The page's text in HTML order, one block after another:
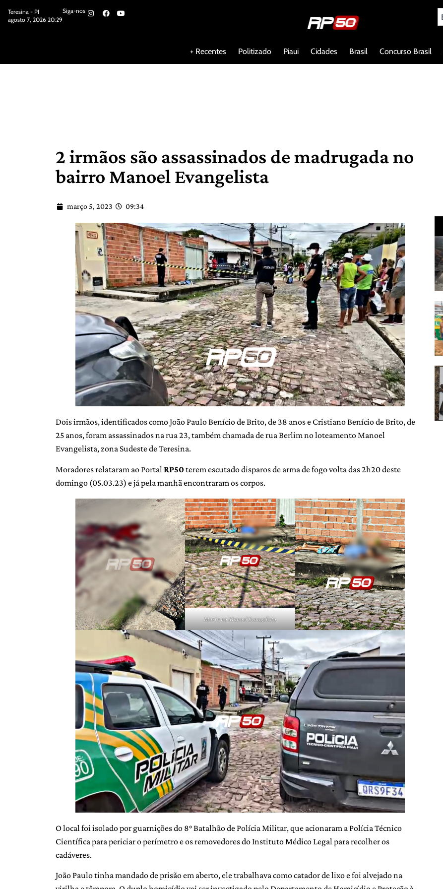
Teresina - PI
agosto 7, 2026 20:29
Siga-nos
+ Recentes Politizado Piaui Cidades Brasil Concurso Brasil
2 irmãos são assassinados de madrugada no
bairro Manoel Evangelista
março 5, 2023 09:34
Dois irmãos, identificados como João Paulo Benício de Brito, de 38 anos e Cristiano Benício de Brito, de
25 anos, foram assassinados na rua 23, também chamada de rua Berlim no loteamento Manoel
Evangelista, zona Sudeste de Teresina.
Moradores relataram ao Portal RP50 terem escutado disparos de arma de fogo volta das 2h20 deste
domingo (05.03.23) e já pela manhã encontraram os corpos.
Morto no Manoel Evangelista
O local foi isolado por guarnições do 8° Batalhão de Polícia Militar, que acionaram a Polícia Técnico
Científica para periciar o perímetro e os removedores do Instituto Médico Legal para recolher os
cadáveres.
João Paulo tinha mandado de prisão em aberto, ele trabalhava como catador de lixo e foi alvejado na